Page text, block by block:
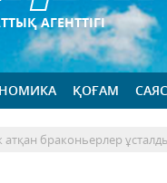
АГЕНТТІГІ
ҚОҒАМ
атқан браконьерлер